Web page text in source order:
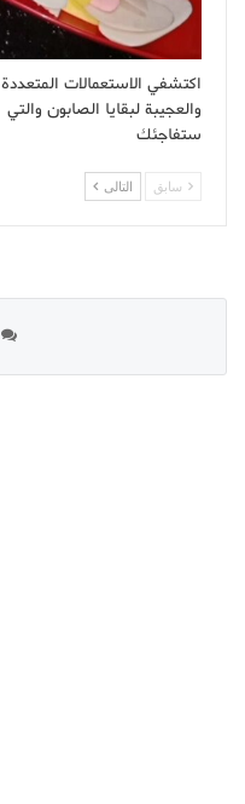
اكتشفي الاستعمالات المتعددة
والعجيبة لبقايا الصابون والتي
ستفاجئك
سابق التالى